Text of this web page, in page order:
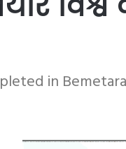
in Bemetara